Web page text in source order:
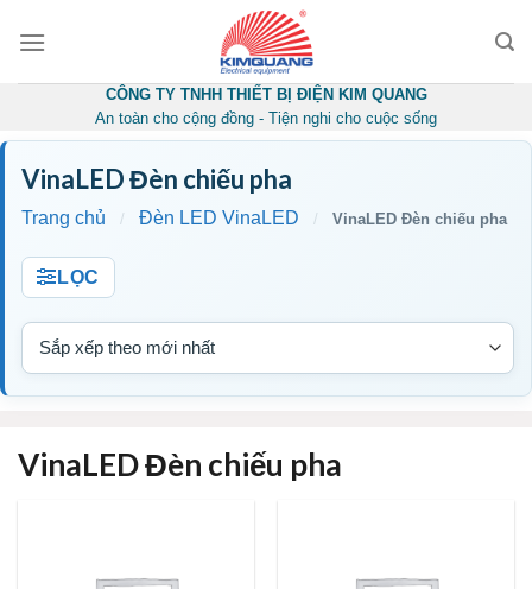
CÔNG TY TNHH THIẾT BỊ ĐIỆN KIM QUANG
An toàn cho cộng đồng - Tiện nghi cho cuộc sống
VinaLED Đèn chiếu pha
Trang chủ / Đèn LED VinaLED / VinaLED Đèn chiếu pha
LỌC
VinaLED Đèn chiếu pha